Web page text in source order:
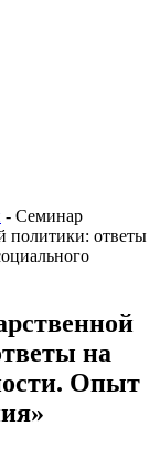
- Семинар
политики: ответы
на
Опыт